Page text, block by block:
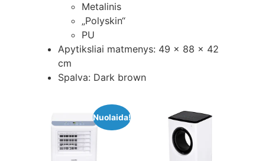
Metalinis
„Polyskin“
PU
Apytiksliai matmenys: 49 x 88 x 42
cm
Spalva: Dark brown
Nuolaida!